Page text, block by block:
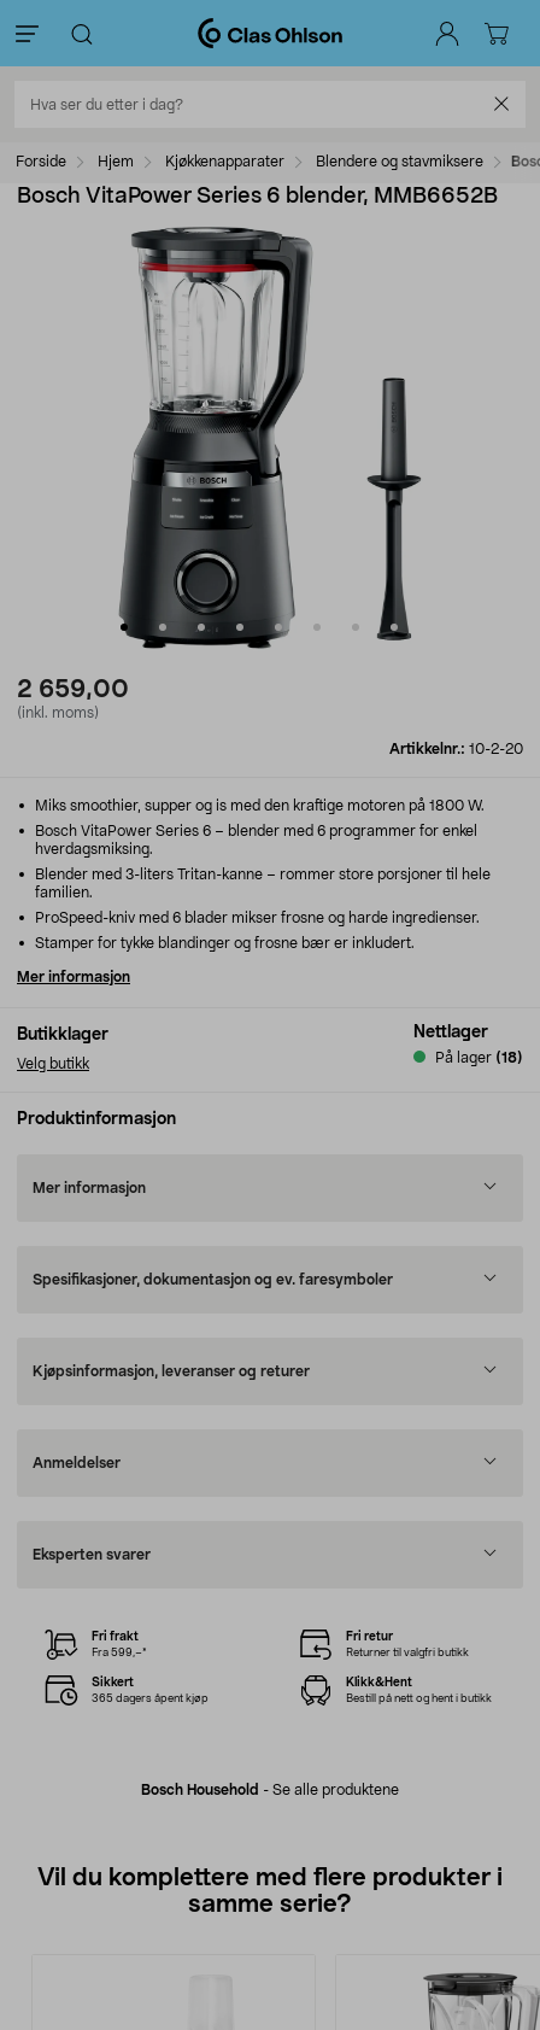
Forside Hjem Kjøkkenapparater Blendere og stavmiksere
Bosch VitaPower Series 6 blender, MMB6652B
2 659,00
(inkl. moms)
Artikkelnr.: 10-2-20
Butikklager
Velg butikk
Nettlager
På lager (18)
Miks smoothier, supper og is med den kraftige motoren på 1800 W.
Bosch VitaPower Series 6 – blender med 6 programmer for enkel
hverdagsmiksing.
Blender med 3-liters Tritan-kanne – rommer store porsjoner til hele
familien.
ProSpeed-kniv med 6 blader mikser frosne og harde ingredienser.
Stamper for tykke blandinger og frosne bær er inkludert.
Mer informasjon
Produktinformasjon
Mer informasjon
Spesifikasjoner, dokumentasjon og ev. faresymboler
Kjøpsinformasjon, leveranser og returer
Anmeldelser
Eksperten svarer
Bosch Household - Se alle produktene
Fri frakt
Fra 599,–*
Fri retur
Returner til valgfri butikk
Sikkert
365 dagers åpent kjøp
Klikk&Hent
Bestill på nett og hent i butikk
Vil du komplettere med flere produkter i
samme serie?